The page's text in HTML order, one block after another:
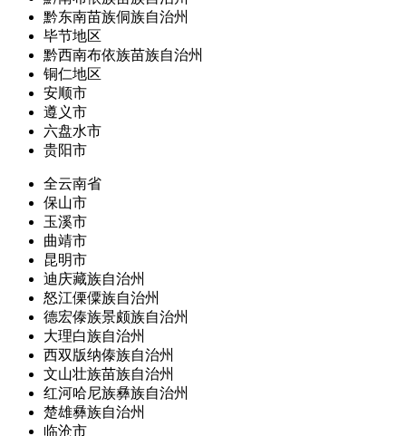
黔东南苗族侗族自治州
毕节地区
黔西南布依族苗族自治州
铜仁地区
安顺市
遵义市
六盘水市
贵阳市
全云南省
保山市
玉溪市
曲靖市
昆明市
迪庆藏族自治州
怒江傈僳族自治州
德宏傣族景颇族自治州
大理白族自治州
西双版纳傣族自治州
文山壮族苗族自治州
红河哈尼族彝族自治州
楚雄彝族自治州
临沧市